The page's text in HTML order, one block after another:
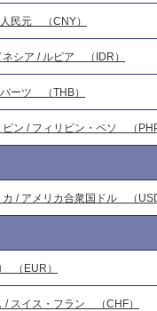
民元 （CNY）
ネシア / ルピア （IDR）
ーツ （THB）
ピン / フィリピン・ペソ （PHP
カ / アメリカ合衆国ドル （
（EUR）
/ スイス・フラン （CHF）